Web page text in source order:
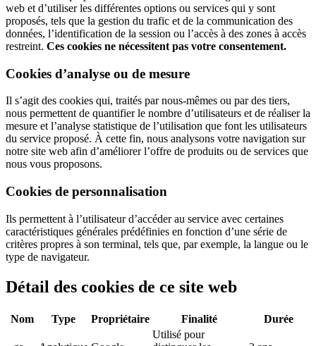
web et d’utiliser les différentes options ou services qui y sont
proposés, tels que la gestion du trafic et de la communication des
données, l’identification de la session ou l’accès à des zones à accès
restreint. Ces cookies ne nécessitent pas votre consentement.
Cookies d’analyse ou de mesure
Il s’agit des cookies qui, traités par nous-mêmes ou par des tiers,
nous permettent de quantifier le nombre d’utilisateurs et de réaliser la
mesure et l’analyse statistique de l’utilisation que font les utilisateurs
du service proposé. À cette fin, nous analysons votre navigation sur
notre site web afin d’améliorer l’offre de produits ou de services que
nous vous proposons.
Cookies de personnalisation
Ils permettent à l’utilisateur d’accéder au service avec certaines
caractéristiques générales prédéfinies en fonction d’une série de
critères propres à son terminal, tels que, par exemple, la langue ou le
type de navigateur.
Détail des cookies de ce site web
Nom Type Propriétaire Finalité Durée
Utilisé pour